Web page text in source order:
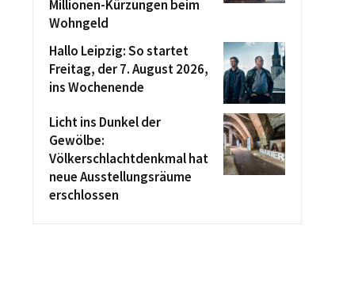
Millionen-Kürzungen beim
Wohngeld
Hallo Leipzig: So startet
Freitag, der 7. August 2026,
ins Wochenende
Licht ins Dunkel der
Gewölbe:
Völkerschlachtdenkmal hat
neue Ausstellungsräume
erschlossen